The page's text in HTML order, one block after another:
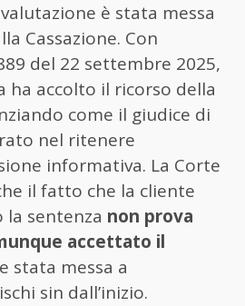
è stata messa
Cassazione. Con
del 22 settembre 2025,
ha accolto il ricorso della
come il giudice di
nel ritenere
informativa. La Corte
il fatto che la cliente
sentenza non prova
accettato il
stata messa a
sin dall’inizio.